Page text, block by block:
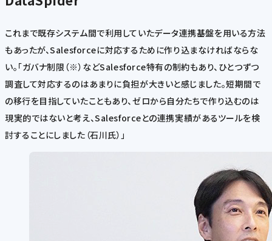
これまで既存システム間で利用していたデータ連携基盤を用いる方法
もあったが、Salesforceに対応するために作り込まなければならな
い。「ガバナ制限（※）などSalesforce特有の制約もあり、ひとつずつ
調査して対応するのはあまりに負担が大きいと感じました。短期間で
の移行を目指していたこともあり、ゼロから自分たちで作り込むのは
現実的ではないと考え、Salesforceとの連携実績があるツールを検
討することにしました（石川氏）」